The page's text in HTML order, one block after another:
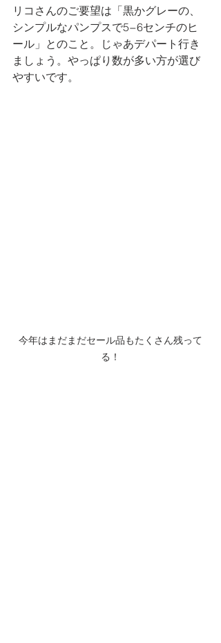
リコさんのご要望は「黒かグレーの、
シンプルなパンプスで5−6センチのヒ
ール」とのこと。じゃあデパート行き
ましょう。やっぱり数が多い方が選び
やすいです。
今年はまだまだセール品もたくさん残って
る！